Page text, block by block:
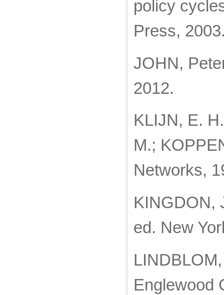
policy
Press,
JOHN,
2012.
KLIJN, E.
M.;
Networks,
KINGDON,
ed. New
Englewood